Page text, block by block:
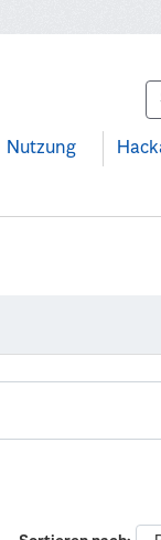
Nutzung